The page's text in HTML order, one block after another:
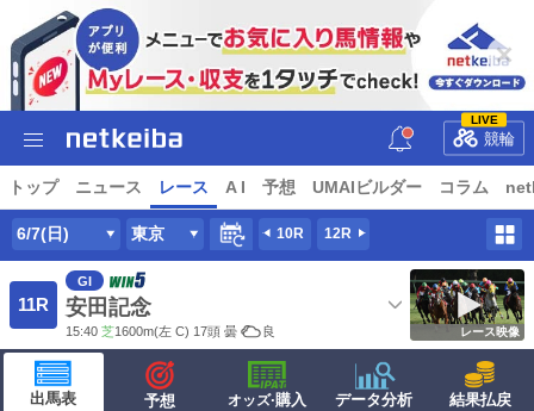
LIVE
競輪
トップ ニュース レース A I 予想 UMAIビルダー コラム
6/7(日) 東京 10R 12R
11R
GI
安田記念
15:40 芝1600m(左 C) 17頭 曇 良 レース映像
出馬表 予想 オッズ·購入 データ分析 結果払戻